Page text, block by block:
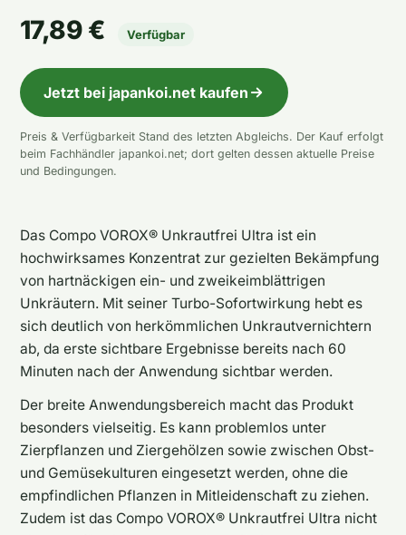
17,89 € Verfügbar
Jetzt bei japankoi.net kaufen
Preis & Verfügbarkeit Stand des letzten Abgleichs. Der Kauf erfolgt
beim Fachhändler japankoi.net; dort gelten dessen aktuelle Preise
und Bedingungen.
Das Compo VOROX® Unkrautfrei Ultra ist ein
hochwirksames Konzentrat zur gezielten Bekämpfung
von hartnäckigen ein- und zweikeimblättrigen
Unkräutern. Mit seiner Turbo-Sofortwirkung hebt es
sich deutlich von herkömmlichen Unkrautvernichtern
ab, da erste sichtbare Ergebnisse bereits nach 60
Minuten nach der Anwendung sichtbar werden.
Der breite Anwendungsbereich macht das Produkt
besonders vielseitig. Es kann problemlos unter
Zierpflanzen und Ziergehölzen sowie zwischen Obst-
und Gemüsekulturen eingesetzt werden, ohne die
empfindlichen Pflanzen in Mitleidenschaft zu ziehen.
Zudem ist das Compo VOROX® Unkrautfrei Ultra nicht